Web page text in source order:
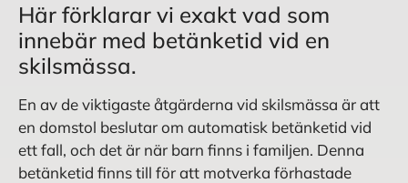
Här förklarar vi exakt vad som
innebär med betänketid vid en
skilsmässa.
En av de viktigaste åtgärderna vid skilsmässa är att
en domstol beslutar om automatisk betänketid vid
ett fall, och det är när barn finns i familjen. Denna
betänketid finns till för att motverka förhastade